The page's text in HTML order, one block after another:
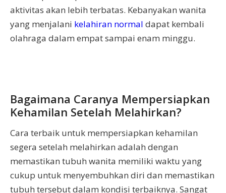
aktivitas akan lebih terbatas. Kebanyakan wanita
yang menjalani kelahiran normal dapat kembali
olahraga dalam empat sampai enam minggu.
Bagaimana Caranya Mempersiapkan
Kehamilan Setelah Melahirkan?
Cara terbaik untuk mempersiapkan kehamilan
segera setelah melahirkan adalah dengan
memastikan tubuh wanita memiliki waktu yang
cukup untuk menyembuhkan diri dan memastikan
tubuh tersebut dalam kondisi terbaiknya. Sangat